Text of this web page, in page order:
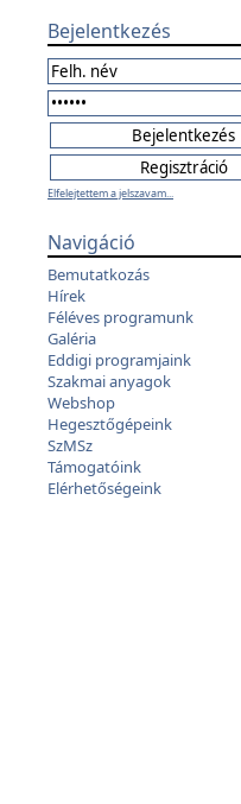
Bejelentkezés
Elfelejtettem a jelszavam...
Navigáció
Bemutatkozás
Hírek
Féléves programunk
Galéria
Eddigi programjaink
Szakmai anyagok
Webshop
Hegesztőgépeink
SzMSz
Támogatóink
Elérhetőségeink